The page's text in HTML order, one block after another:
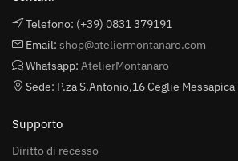
Telefono: (+39) 0831 379191
Email: shop@ateliermontanaro.com
Whatsapp: AtelierMontanaro
Sede: P.za S.Antonio,16 Ceglie Messapica
Supporto
Diritto di recesso